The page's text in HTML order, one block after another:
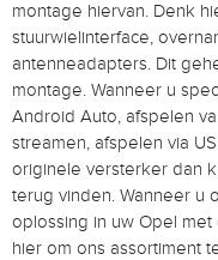
montage hiervan. Denk
stuurwielinterface,
antenneadapters. Dit
montage. Wanneer u
Android Auto, afspelen
streamen, afspelen via
originele versterker dan
terug vinden. Wanneer u
oplossing in uw Opel met
hier om ons assortiment